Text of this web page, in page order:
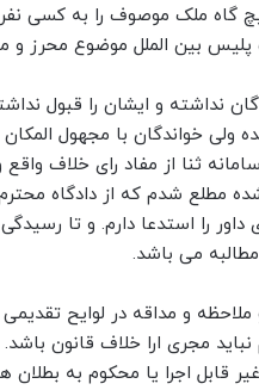
ملک موصوف را به کسی
بین الملل موضوع محرز و
نداشته و ایشان را قبول
خواندگان با مجهول المکان
سامانه ثنا از مفاد رای خلاف
بر ابطال رای داور را استدعا
می باشد.
و مداقه در لوایح
مجری ارا خلاف قانون باشد. و
قابل اجرا یا محکوم به بطلان